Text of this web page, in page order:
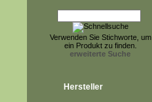
Verwenden Sie Stichworte, um
ein Produkt zu finden.
erweiterte Suche
Hersteller